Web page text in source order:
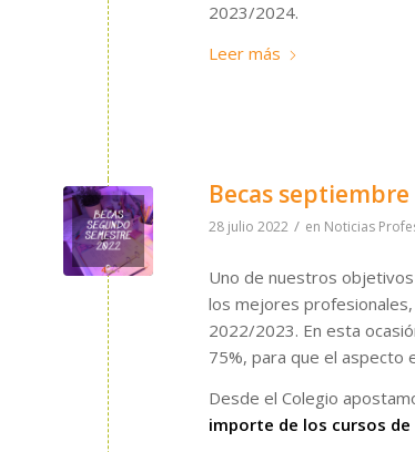
2023/2024.
Leer más
Becas
28 julio 2022 / en Noticias
Uno de nuestros
los mejores profesionales,
2022/2023. En esta
75%, para que el aspecto
Desde el Colegio
importe de los cursos de